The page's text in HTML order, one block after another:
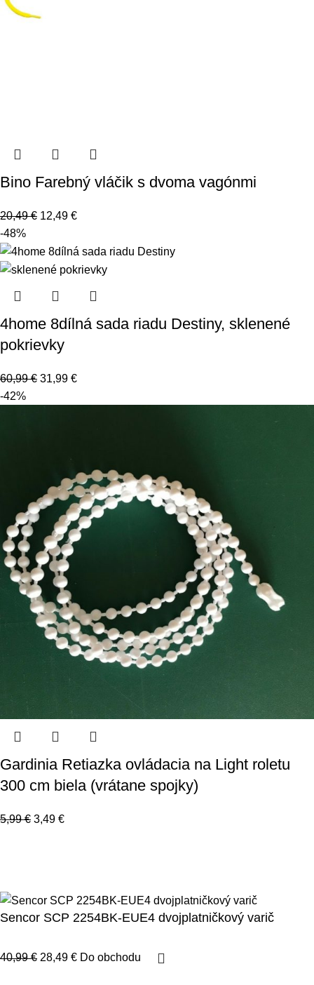
Bino Farebný vláčik s dvoma vagónmi
20,49€ 12,49 €
-48%
4home 8dílná sada riadu Destiny, sklenené
pokrievky
60,99€ 31,99 €
-42%
Gardinia Retiazka ovládacia na Light roletu
300 cm biela (vrátane spojky)
5,99€ 3,49 €
Sencor SCP 2254BK-EUE4 dvojplatničkový varič
40,99€ 28,49 € Do obchodu